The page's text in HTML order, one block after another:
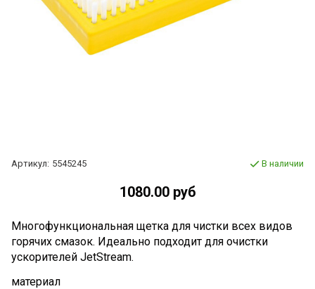
Артикул: 5545245 В наличии
1080.00 руб
Многофункциональная щетка для чистки всех видов
горячих смазок. Идеально подходит для очистки
ускорителей JetЅtream.
материал